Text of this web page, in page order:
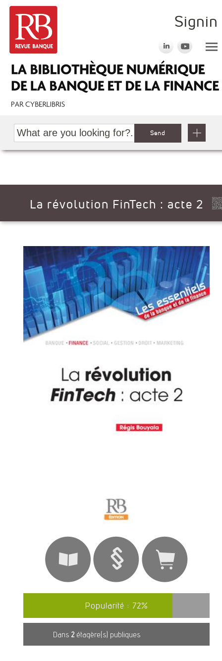
Signin
Send
La révolution FinTech : acte 2
Popularité : 72%
Dans 2étagère(s) publiques